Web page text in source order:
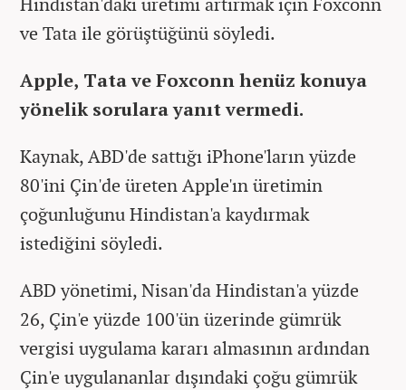
ve Tata ile görüştüğünü söyledi.
Apple, Tata ve Foxconn henüz konuya
yönelik sorulara yanıt vermedi.
Kaynak, ABD'de sattığı iPhone'ların yüzde
80'ini Çin'de üreten Apple'ın üretimin
çoğunluğunu Hindistan'a kaydırmak
istediğini söyledi.
ABD yönetimi, Nisan'da Hindistan'a yüzde
26, Çin'e yüzde 100'ün üzerinde gümrük
vergisi uygulama kararı almasının ardından
Çin'e uygulananlar dışındaki çoğu gümrük